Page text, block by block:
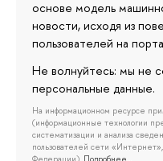
основе модель
новости, исходя из
пользователей на
Не волнуйтесь: мы не
персональные данные.
На информационном ресурсе
(информационные технологии
систематизации и анализа
пользователей сети
Федерации). Подробнее…